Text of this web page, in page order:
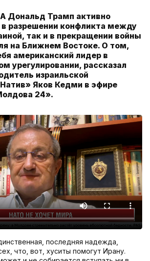
Дональд Трамп активно
в разрешении конфликта между
так и в прекращении войны
на Ближнем Востоке. О том,
американский лидер в
урегулировании, рассказал
израильской
Яков Кедми в эфире
24».
последняя надежда,
что, вот, хуситы помогут Ирану.